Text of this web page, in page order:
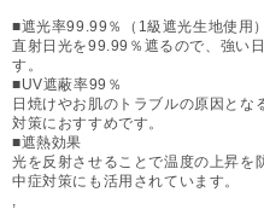
■遮光率99.99％（1級遮光生地使用）
直射日光を99.99％遮るので、強い
す。
■UV遮蔽率99％
日焼けやお肌のトラブルの原因と
対策におすすめです。
■遮熱効果
光を反射させることで温度の上昇を
中症対策にも活用されています。